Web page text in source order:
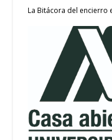
La Bitácora del encierro